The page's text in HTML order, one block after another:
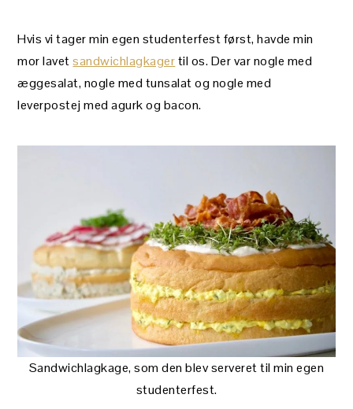
Hvis vi tager min egen studenterfest først, havde min
mor lavetsandwichlagkagertil os. Der var nogle med
æggesalat, nogle med tunsalat og nogle med
leverpostej med agurk og bacon.
Sandwichlagkage, som den blev serveret til min egen
studenterfest.